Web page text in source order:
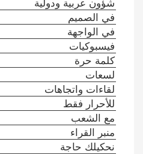
في الصميم
في الواجهة
فيسبوكيات
كلمة حرة
لسعات
لقاءات واتجاهات
للأحرار فقط
مع الشعب
منبر القراء
نحكيلك حاجة